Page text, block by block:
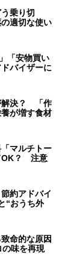
乗り切
適切な使い
「安物買い
バイザーに
解決？ 「作
が増す食材
マルチトー
OK？ 注意
約アドバイ
“おうち外
命的な原因
味を再現